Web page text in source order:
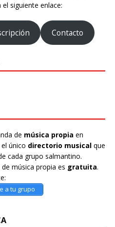
siguiente enlace:
Contacto
de música propia en
único directorio musical que
cada grupo salmantino.
música propia es gratuita.
a tu grupo